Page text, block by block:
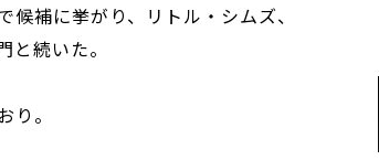
補に挙がり、リトル・シムズ、
続いた。
。